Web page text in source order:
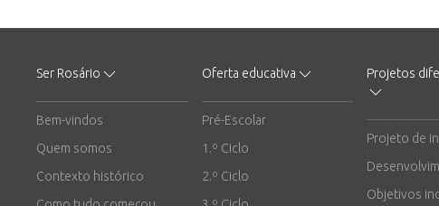
Ser Rosário
Bem-vindos
Quem somos
Contexto histórico
Oferta educativa
Pré-Escolar
1.º Ciclo
2.º Ciclo
Projetos
Projeto de
Objetivos